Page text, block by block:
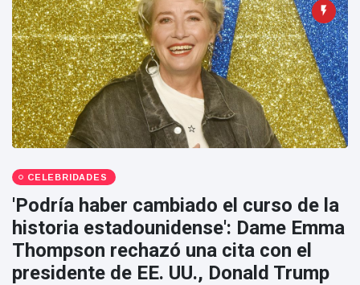
CELEBRIDADES
'Podría haber cambiado el curso de la
historia estadounidense': Dame Emma
Thompson rechazó una cita con el
presidente de EE. UU., Donald Trump